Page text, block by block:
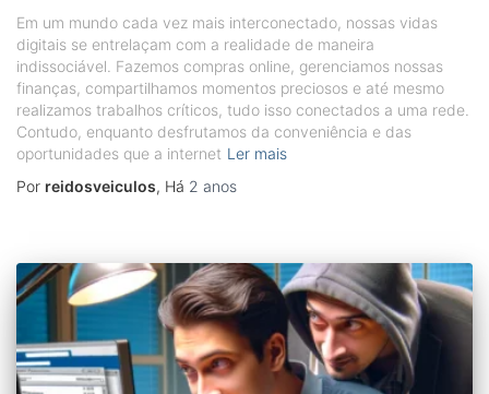
Em um mundo cada vez mais interconectado, nossas vidas
digitais se entrelaçam com a realidade de maneira
indissociável. Fazemos compras online, gerenciamos nossas
finanças, compartilhamos momentos preciosos e até mesmo
realizamos trabalhos críticos, tudo isso conectados a uma rede.
Contudo, enquanto desfrutamos da conveniência e das
oportunidades que a internet Ler mais
Por reidosveiculos, Há 2 anos